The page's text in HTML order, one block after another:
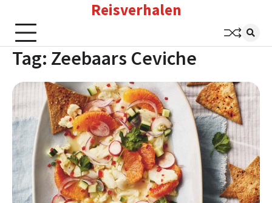
content
Reisverhalen
Tag: Zeebaars Ceviche